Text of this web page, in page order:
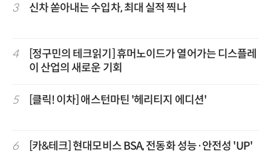
3 신차 쏟아내는 수입차, 최대 실적 찍나
4
[정구민의 테크읽기] 휴머노이드가 열어가는 디스플레
이 산업의 새로운 기회
5 [클릭! 이차] 애스턴마틴 '헤리티지 에디션'
6 [카&테크] 현대모비스 BSA, 전동화 성능·안전성 'UP'